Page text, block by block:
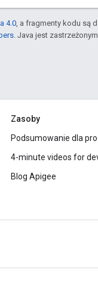
4.0, a fragmenty kodu są
. Java jest
Zasoby
Podsumowanie dla
4-minute videos for
Blog Apigee